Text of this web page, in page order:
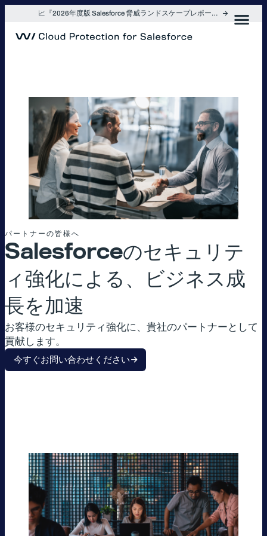
📈『2026年度版 Salesforce 脅威ランドスケープレポート』を入手
パートナーの皆様へ
Salesforceのセキュリテ
ィ強化による、ビジネス成
長を加速
お客様のセキュリティ強化に、貴社のパートナーとして
貢献します。
今すぐお問い合わせください